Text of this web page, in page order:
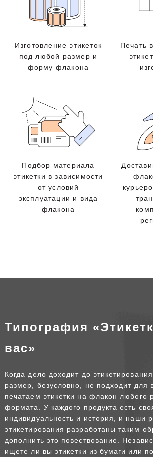
Изготовление этикеток
под любой размер и
форму флакона
Печать
Подбор материала
этикетки в зависимости
от условий
эксплуатации и вида
флакона
Типография
вас»
Когда дело доходит до
размер, безусловно, не подходит для
печатаем этикетки на флакон любого
формата. У каждого продукта есть
индивидуальность и история, и наши
этикетирования разработаны таким
дополнить это повествование.
ищете ли вы этикетки из бумаги или